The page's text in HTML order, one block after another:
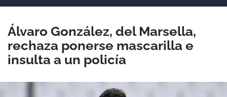
Álvaro González, del Marsella,
rechaza ponerse mascarilla e
insulta a un policía